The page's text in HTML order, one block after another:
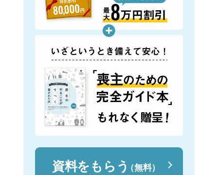
資料をもらう（無料）